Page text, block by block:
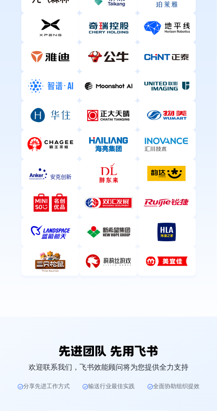
欢迎联系我们，飞书效能顾问将为您提供全力支持
分享先进工作方式 输送行业最佳实践 全面协助组织提效